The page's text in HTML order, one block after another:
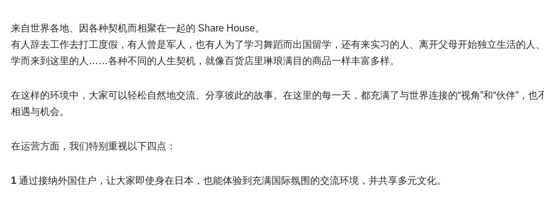
来自世界各地、因各种契机而相聚在一起的 Share House。
有人辞去工作去打工度假，有人曾是军人，也有人为了学习舞蹈而出国留学，还有来实习的人、离开父母开始独立生活的人
学而来到这里的人……各种不同的人生契机，就像百货店里琳琅满目的商品一样丰富多样。
在这样的环境中，大家可以轻松自然地交流、分享彼此的故事。在这里的每一天，都充满了与世界连接的“视角”和“伙伴”，也
相遇与机会。
在运营方面，我们特别重视以下四点：
1通过接纳外国住户，让大家即使身在日本，也能体验到充满国际氛围的交流环境，并共享多元文化。